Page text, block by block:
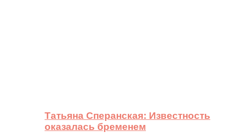
Татьяна Сперанская: Известность
оказалась бременем